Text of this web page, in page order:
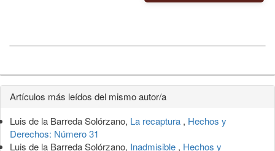
Detalles
del
artículo
Artículos más leídos del mismo autor/a
Luis de la Barreda Solórzano, La recaptura , Hechos y
Derechos: Número 31
Luis de la Barreda Solórzano, Inadmisible , Hechos y